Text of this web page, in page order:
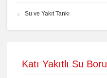
Su ve Yakıt Tankı
Katı Yakıtlı Su